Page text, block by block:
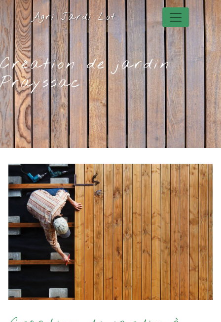
Panneau de gestion des cookies
Agri Jardi Lot
Création de jardin
Prayssac